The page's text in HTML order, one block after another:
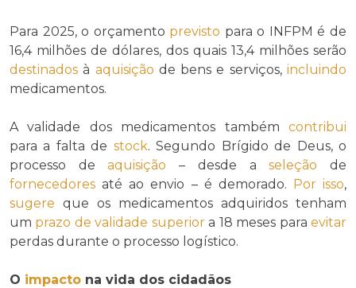
Para 2025, o orçamento previsto para o INFPM é de
16,4 milhões de dólares, dos quais 13,4 milhões serão
destinados à aquisição de bens e serviços,incluindo
medicamentos.
A validade dos medicamentos também contribui
para a falta de stock. Segundo Brígido de Deus, o
processo deaquisição – desde aseleção de
fornecedores até ao envio – é demorado. Por isso,
sugere que os medicamentos adquiridos tenham
um prazo de validade superiora 18 meses paraevitar
perdas durante o processo logístico.
O impacto na vida dos cidadãos